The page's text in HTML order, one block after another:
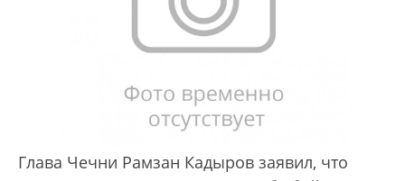
Глава Чечни Рамзан Кадыров заявил, что